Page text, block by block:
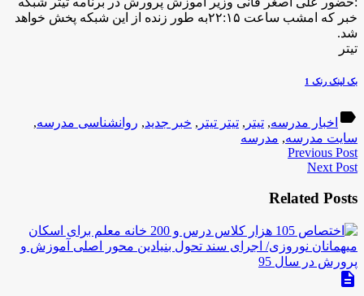
خبر که امشب ساعت ۲۲:۱۵به طور زنده از این شبکه پخش خواهد
شد.
تیتر
بک لینک رنک 1
label اخبار مدرسه, تیتر , تیتر تیتر , خبر جدید, روانشناسی مدرسه,
سایت مدرسه, مدرسه
Previous Post
Next Post
Related Posts
description